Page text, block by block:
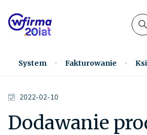
System Fakturowanie
2022-02-10
Dodawanie